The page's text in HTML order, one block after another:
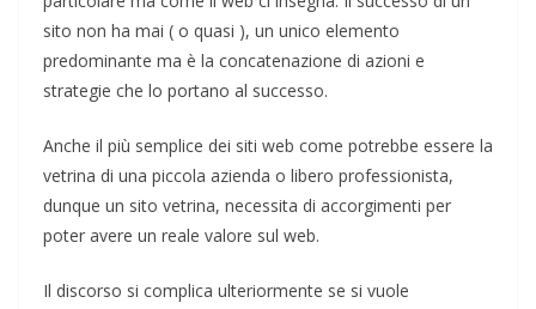
sito non ha mai ( o quasi ), un unico elemento
predominante ma è la concatenazione di azioni e
strategie che lo portano al successo.
Anche il più semplice dei siti web come potrebbe essere la
vetrina di una piccola azienda o libero professionista,
dunque un sito vetrina, necessita di accorgimenti per
poter avere un reale valore sul web.
Il discorso si complica ulteriormente se si vuole